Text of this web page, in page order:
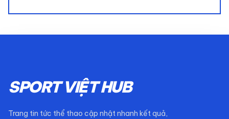
SPORT VIỆT HUB
Trang tin tức thể thao cập nhật nhanh kết quả,